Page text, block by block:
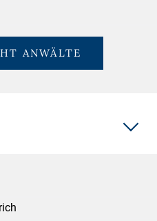
ANWÄLTE